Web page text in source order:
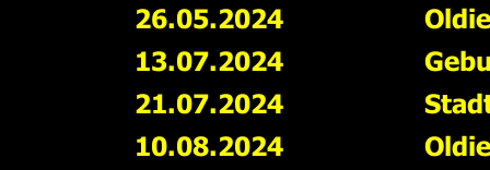
26.05.2024
13.07.2024
21.07.2024
10.08.2024